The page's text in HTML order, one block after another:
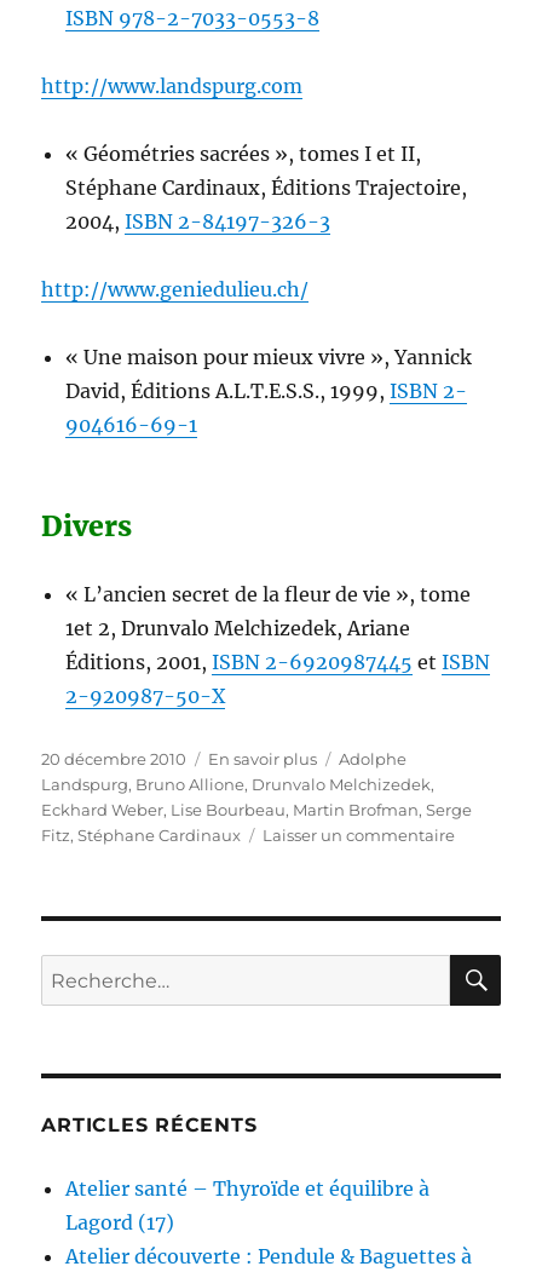
ISBN 978-2-7033-0553-8
http://www.landspurg.com
« Géométries sacrées », tomes I et II,
Stéphane Cardinaux, Éditions Trajectoire,
2004,ISBN 2-84197-326-3
http://www.geniedulieu.ch/
« Une maison pour mieux vivre », Yannick
David, Éditions A.L.T.E.S.S., 1999,ISBN 2-
904616-69-1
Divers
« L’ancien secret de la fleur de vie », tome
1et 2, Drunvalo Melchizedek, Ariane
Éditions, 2001,ISBN 2-6920987445 etISBN
2-920987-50-X
Publié
le
20 décembre 2010 Catégories
En savoir plus Étiquettes
Adolphe
Landspurg, Bruno Allione, Drunvalo Melchizedek,
Eckhard Weber, Lise Bourbeau, Martin Brofman,Serge
Fitz,Stéphane Cardinaux Laisser un commentairesur
plus
Recherche
pour :
ARTICLES RÉCENTS
Atelier santé – Thyroïde et équilibre à
Lagord (17)
Atelier découverte : Pendule & Baguettes à